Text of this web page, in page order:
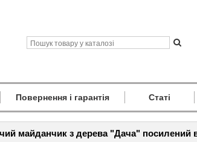
Повернення і гарантія Статі
майданчик з дерева "Дача" посилений